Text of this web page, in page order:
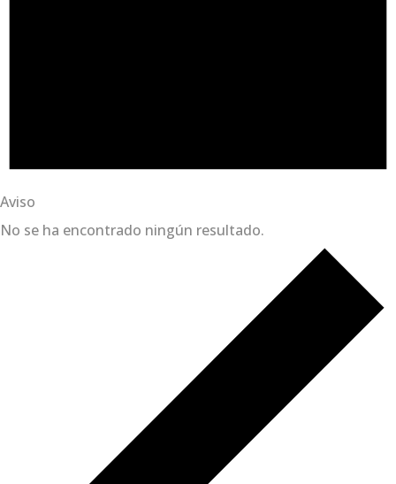
Aviso
No se ha encontrado ningún resultado.